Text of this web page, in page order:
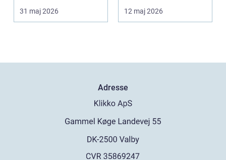
Rengøringen påv...
31 maj 2026
Møbler, per...
12 maj 2026
Adresse